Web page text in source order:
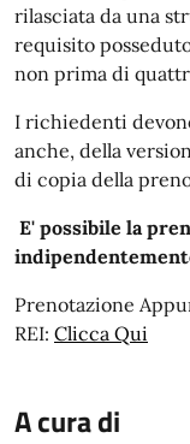
rilasciata da una
requisito
non prima di
I richiedenti
anche, della
di copia della
E' possibile la
Prenotazione
REI: Clicca Qui
A cura di